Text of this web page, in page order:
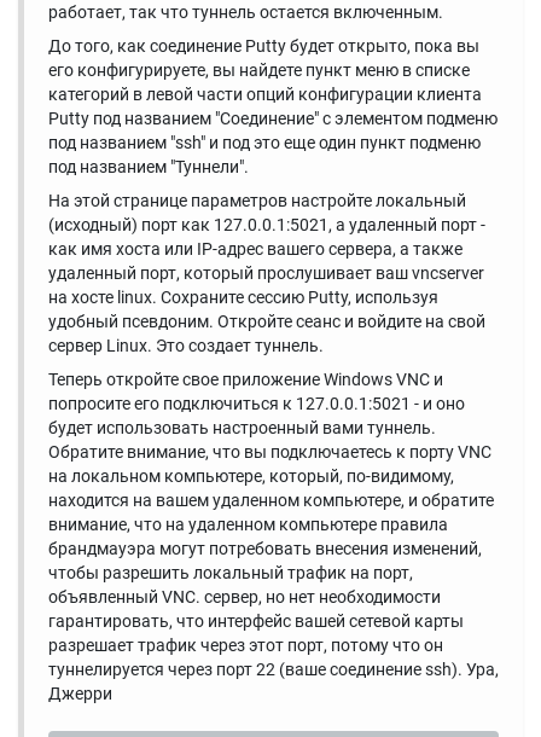
работает, так что туннель остается включенным.
До того, как соединение Putty будет открыто, пока вы
его конфигурируете, вы найдете пункт меню в списке
категорий в левой части опций конфигурации клиента
Putty под названием "Соединение" с элементом подменю
под названием "ssh" и под это еще один пункт подменю
под названием "Туннели".
На этой странице параметров настройте локальный
(исходный) порт как 127.0.0.1:5021, а удаленный порт -
как имя хоста или IP-адрес вашего сервера, а также
удаленный порт, который прослушивает ваш vncserver
на хосте linux. Сохраните сессию Putty, используя
удобный псевдоним. Откройте сеанс и войдите на свой
сервер Linux. Это создает туннель.
Теперь откройте свое приложение Windows VNC и
попросите его подключиться к 127.0.0.1:5021 - и оно
будет использовать настроенный вами туннель.
Обратите внимание, что вы подключаетесь к порту VNC
на локальном компьютере, который, по-видимому,
находится на вашем удаленном компьютере, и обратите
внимание, что на удаленном компьютере правила
брандмауэра могут потребовать внесения изменений,
чтобы разрешить локальный трафик на порт,
объявленный VNC. сервер, но нет необходимости
гарантировать, что интерфейс вашей сетевой карты
разрешает трафик через этот порт, потому что он
туннелируется через порт 22 (ваше соединение ssh). Ура,
Джерри